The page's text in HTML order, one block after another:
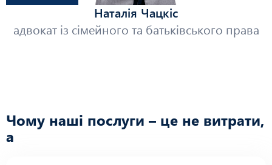
Наталія Чацкіс
адвокат із сімейного та батьківського права
Чому наші послуги – це не витрати,
а
інвестиція